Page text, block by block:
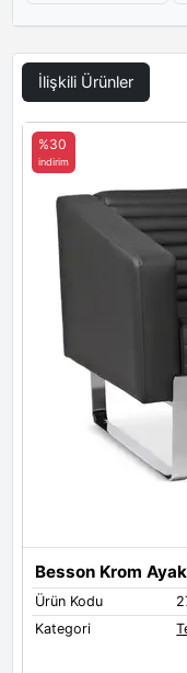
İlişkili Ürünler
Besson Krom
Ürün Kodu
Kategori
%30
indirim